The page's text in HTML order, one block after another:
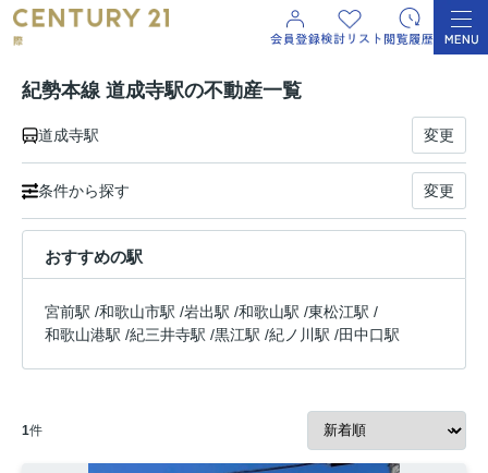
紀勢本線 道成寺駅の不動産一覧
道成寺駅 変更
条件から探す 変更
おすすめの駅
宮前駅 /和歌山市駅 /岩出駅 /和歌山駅 /東松江駅 /
和歌山港駅 /紀三井寺駅 /黒江駅 /紀ノ川駅 /田中口駅
1件